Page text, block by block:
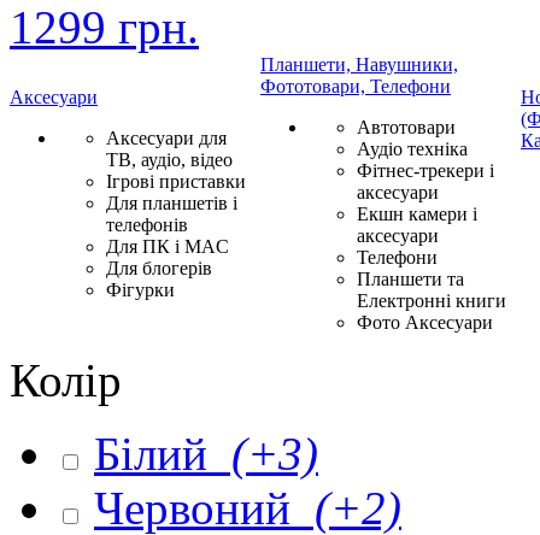
1299 грн.
Аксесуари
Аксесуари для
ТВ, аудіо, відео
Ігрові приставки
Для планшетів і
телефонів
Для ПК і MAC
Для блогерів
Фігурки
Планшети, Навушники,
Фототовари, Телефони
Автотовари
Аудіо техніка
Фітнес-трекери і
аксесуари
Екшн камери і
аксесуари
Телефони
Планшети та
Електронні книги
Фото Аксесуари
Колір
Білий (+3)
Червоний (+2)